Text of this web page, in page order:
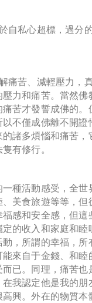
自私心超標，過分
痛苦、減輕壓力，
力和痛苦。當然
苦才發誓成佛的
不僅成佛離不開證
諸多煩惱和痛苦
有修行。
種活動感受，全
美食旅遊等等，
感和安全感，但
的收入和家庭和
，所謂的幸福，
來自于金錢、和
已。同理，痛苦
我認定他是我的
興。外在的物質